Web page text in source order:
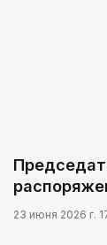
23 июня 2026 г.